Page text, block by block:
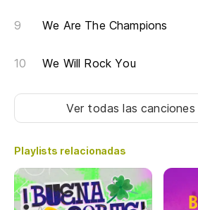
We Are The Champions
We Will Rock You
Ver todas las canciones
Playlists relacionadas